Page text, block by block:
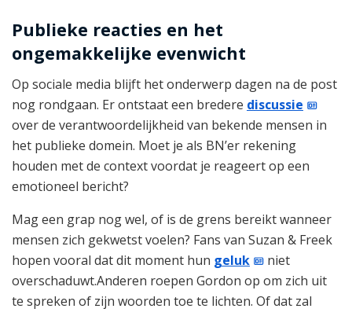
Publieke reacties en het
ongemakkelijke evenwicht
Op sociale media blijft het onderwerp dagen na de post
nog rondgaan. Er ontstaat een bredere discussie
over de verantwoordelijkheid van bekende mensen in
het publieke domein. Moet je als BN’er rekening
houden met de context voordat je reageert op een
emotioneel bericht?
Mag een grap nog wel, of is de grens bereikt wanneer
mensen zich gekwetst voelen? Fans van Suzan & Freek
hopen vooral dat dit moment hun geluk
niet
overschaduwt.Anderen roepen Gordon op om zich uit
te spreken of zijn woorden toe te lichten. Of dat zal